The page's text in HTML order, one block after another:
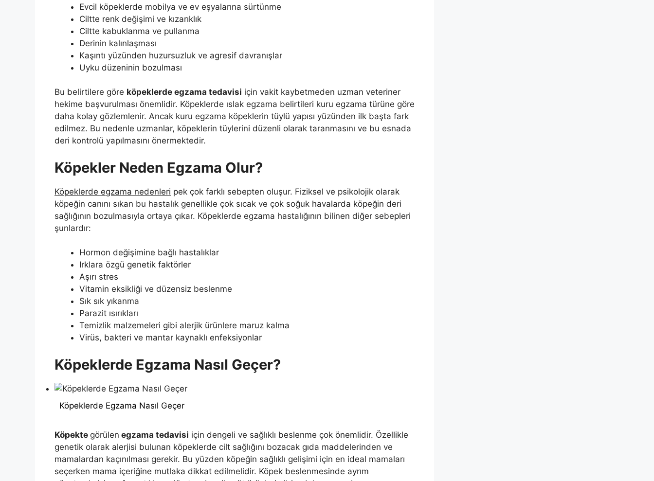
Evcil köpeklerde mobilya ve ev eşyalarına sürtünme
Ciltte renk değişimi ve kızarıklık
Ciltte kabuklanma ve pullanma
Derinin kalınlaşması
Kaşıntı yüzünden huzursuzluk ve agresif davranışlar
Uyku düzeninin bozulması
Bu belirtilere göre köpeklerde egzama tedavisi için vakit kaybetmeden uzman veteriner
hekime başvurulması önemlidir. Köpeklerde ıslak egzama belirtileri kuru egzama türüne göre
daha kolay gözlemlenir. Ancak kuru egzama köpeklerin tüylü yapısı yüzünden ilk başta fark
edilmez. Bu nedenle uzmanlar, köpeklerin tüylerini düzenli olarak taranmasını ve bu esnada
deri kontrolü yapılmasını önermektedir.
Köpekler Neden Egzama Olur?
Köpeklerde egzama nedenleri pek çok farklı sebepten oluşur. Fiziksel ve psikolojik olarak
köpeğin canını sıkan bu hastalık genellikle çok sıcak ve çok soğuk havalarda köpeğin deri
sağlığının bozulmasıyla ortaya çıkar. Köpeklerde egzama hastalığının bilinen diğer sebepleri
şunlardır:
Hormon değişimine bağlı hastalıklar
Irklara özgü genetik faktörler
Aşırı stres
Vitamin eksikliği ve düzensiz beslenme
Sık sık yıkanma
Parazit ısırıkları
Temizlik malzemeleri gibi alerjik ürünlere maruz kalma
Virüs, bakteri ve mantar kaynaklı enfeksiyonlar
Köpeklerde Egzama Nasıl Geçer?
Köpeklerde Egzama Nasıl Geçer
Köpekte görülen egzama tedavisi için dengeli ve sağlıklı beslenme çok önemlidir. Özellikle
genetik olarak alerjisi bulunan köpeklerde cilt sağlığını bozacak gıda maddelerinden ve
mamalardan kaçınılması gerekir. Bu yüzden köpeğin sağlıklı gelişimi için en ideal mamaları
seçerken mama içeriğine mutlaka dikkat edilmelidir. Köpek beslenmesinde ayrım